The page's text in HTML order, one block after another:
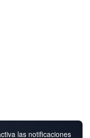
las notificaciones